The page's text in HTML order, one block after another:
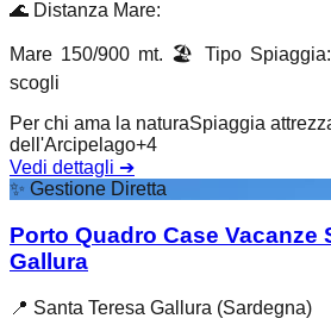
🌊 Distanza Mare:
Mare 150/900 mt. 🏖️ Tipo Spiaggia:
scogli
Per chi ama la naturaSpiaggia
dell'Arcipelago+4
Vedi dettagli ➔
✨ Gestione Diretta
Porto Quadro Case Vacanze
Gallura
📍 Santa Teresa Gallura (Sardegna)